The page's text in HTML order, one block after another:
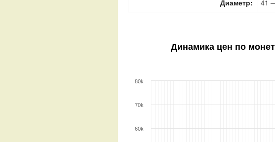
Диаметр:
41
Динамика цен по
60k
70k
80k